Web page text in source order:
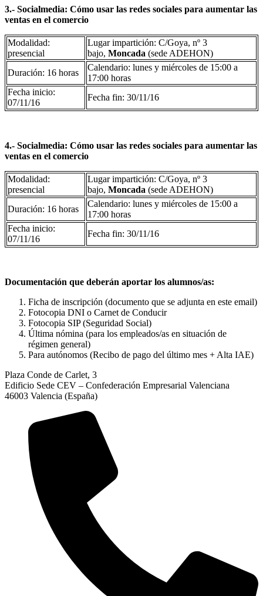
3.- Socialmedia: Cómo usar las redes sociales para aumentar las
ventas en el comercio
Modalidad:
presencial
Lugar impartición: C/Goya, nº 3
bajo, Moncada (sede ADEHON)
Duración: 16 horas
Calendario: lunes y miércoles de 15:00 a
17:00 horas
Fecha inicio:
07/11/16
Fecha fin: 30/11/16
4.- Socialmedia: Cómo usar las redes sociales para aumentar las
ventas en el comercio
Modalidad:
presencial
Lugar impartición: C/Goya, nº 3
bajo, Moncada (sede ADEHON)
Duración: 16 horas
Calendario: lunes y miércoles de 15:00 a
17:00 horas
Fecha inicio:
07/11/16
Fecha fin: 30/11/16
Documentación que deberán aportar los alumnos/as:
Ficha de inscripción (documento que se adjunta en este email)
Fotocopia DNI o Carnet de Conducir
Fotocopia SIP (Seguridad Social)
Última nómina (para los empleados/as en situación de
régimen general)
Para autónomos (Recibo de pago del último mes + Alta IAE)
Plaza Conde de Carlet, 3
Edificio Sede CEV – Confederación Empresarial Valenciana
46003 Valencia (España)